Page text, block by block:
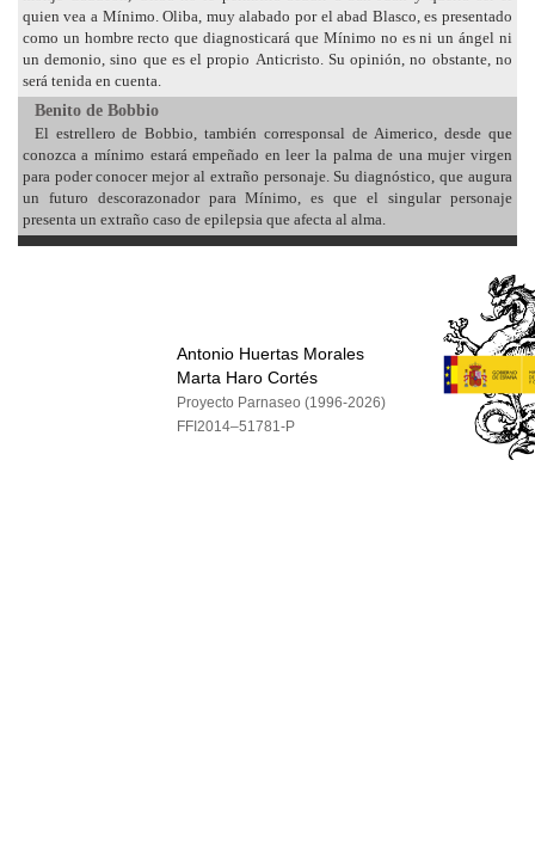
quien vea a Mínimo. Oliba, muy alabado por el abad Blasco, es presentado
como un hombre recto que diagnosticará que Mínimo no es ni un ángel ni
un demonio, sino que es el propio Anticristo. Su opinión, no obstante, no
será tenida en cuenta.
Benito de Bobbio
El estrellero de Bobbio, también corresponsal de Aimerico, desde que
conozca a mínimo estará empeñado en leer la palma de una mujer virgen
para poder conocer mejor al extraño personaje. Su diagnóstico, que augura
un futuro descorazonador para Mínimo, es que el singular personaje
presenta un extraño caso de epilepsia que afecta al alma.
Antonio Huertas Morales
Marta Haro Cortés
Proyecto Parnaseo (1996-2026)
FFI2014–51781-P